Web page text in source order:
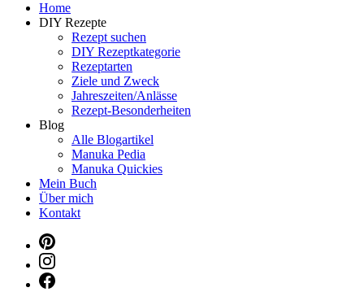
Manuka Magic – Natürlich schön:
Dein persönlicher interaktiver DIY Beautyblog
Home
DIY Rezepte
Rezept suchen
DIY Rezeptkategorie
Rezeptarten
Ziele und Zweck
Jahreszeiten/Anlässe
Rezept-Besonderheiten
Blog
Alle Blogartikel
Manuka Pedia
Manuka Quickies
Mein Buch
Über mich
Kontakt